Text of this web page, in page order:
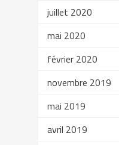
juillet 2020
mai 2020
février 2020
novembre 2019
mai 2019
avril 2019